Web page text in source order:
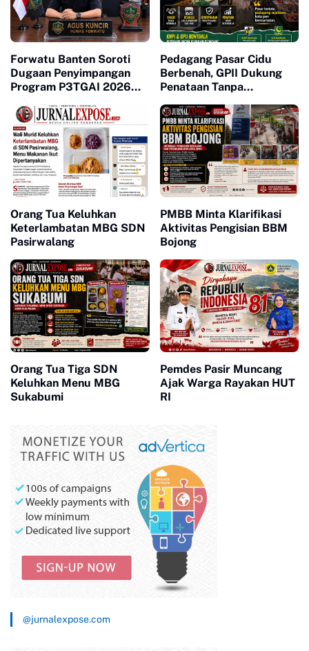
Forwatu Banten Soroti
Dugaan Penyimpangan
Program P3TGAI 2026
Pedagang Pasar Cidu
Berbenah, GPII Dukung
Penataan Tanpa
Orang Tua Keluhkan
Keterlambatan MBG SDN
Pasirwalang
PMBB Minta Klarifikasi
Aktivitas Pengisian BBM
Bojong
Orang Tua Tiga SDN
Keluhkan Menu MBG
Sukabumi
Pemdes Pasir Muncang
Ajak Warga Rayakan HUT
RI
@jurnalexpose.com